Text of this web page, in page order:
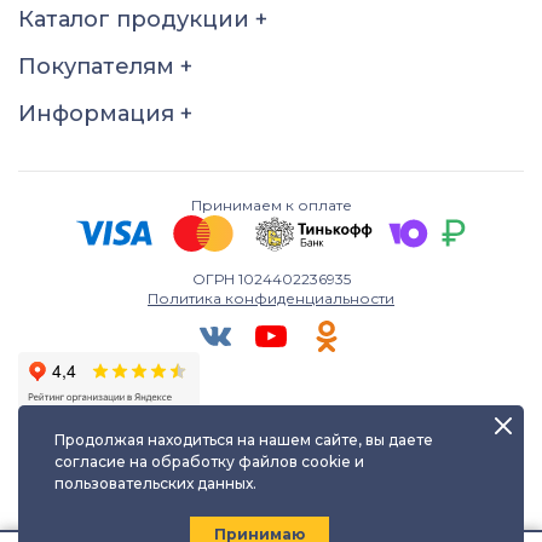
Размер
Каталог продукции +
Покупателям +
Информация +
Принимаем к оплате
ОГРН 1024402236935
Политика конфиденциальности
Любое использование либо копирование материалов сайта
kayuf.ru| © КаЮФ , 2013-2026
Продолжая находиться на нашем сайте, вы даете
согласие на обработку файлов cookie и
пользовательских данных.
Принимаю